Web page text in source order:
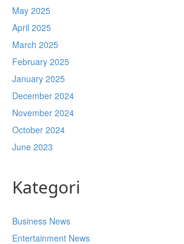
May 2025
April 2025
March 2025
February 2025
January 2025
December 2024
November 2024
October 2024
June 2023
Kategori
Business News
Entertainment News